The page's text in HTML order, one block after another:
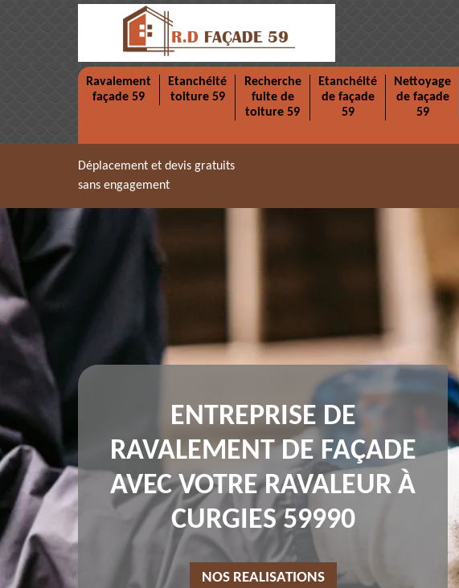
Ravalement
façade 59
Etanchéité
toiture 59
Recherche
fuite de
toiture 59
Etanchéité
de façade
59
Nettoyage
de façade
59
Déplacement et devis gratuits
sans engagement
ENTREPRISE DE
RAVALEMENT DE FAÇADE
AVEC VOTRE RAVALEUR À
CURGIES 59990
NOS REALISATIONS